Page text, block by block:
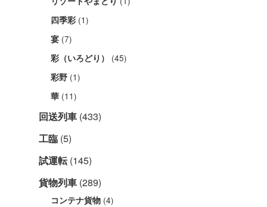
四季彩 (1)
宴 (7)
彩（いろどり） (45)
彩野 (1)
華 (11)
回送列車 (433)
工臨 (5)
試運転(145)
貨物列車 (289)
コンテナ貨物 (4)